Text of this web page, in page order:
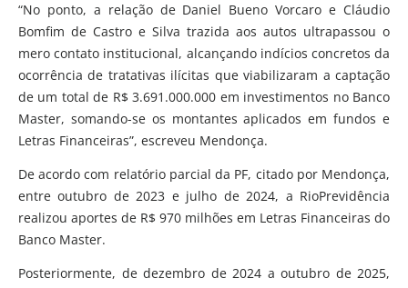
“No ponto, a relação de Daniel Bueno Vorcaro e Cláudio
Bomfim de Castro e Silva trazida aos autos ultrapassou o
mero contato institucional, alcançando indícios concretos da
ocorrência de tratativas ilícitas que viabilizaram a captação
de um total de R$ 3.691.000.000 em investimentos no Banco
Master, somando-se os montantes aplicados em fundos e
Letras Financeiras”, escreveu Mendonça.
De acordo com relatório parcial da PF, citado por Mendonça,
entre outubro de 2023 e julho de 2024, a RioPrevidência
realizou aportes de R$ 970 milhões em Letras Financeiras do
Banco Master.
Posteriormente, de dezembro de 2024 a outubro de 2025,